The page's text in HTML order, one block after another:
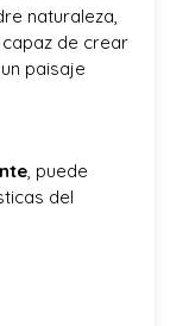
naturaleza,
de crear
paisaje
, puede
del